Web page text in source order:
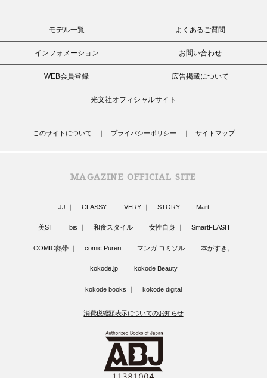
モデル一覧 よくあるご質問
インフォメーション お問い合わせ
WEB会員登録 広告掲載について
光文社オフィシャルサイト
このサイトについて プライバシーポリシー サイトマップ
MAGAZINE OFFICIAL SITE
JJ CLASSY. VERY STORY Mart
美ST bis 和食スタイル 女性自身 SmartFLASH
COMIC熱帯 comic Pureri マンガ コミソル 本がすき。
kokode.jp kokode Beauty
kokode books kokode digital
消費税総額表示についてのお知らせ